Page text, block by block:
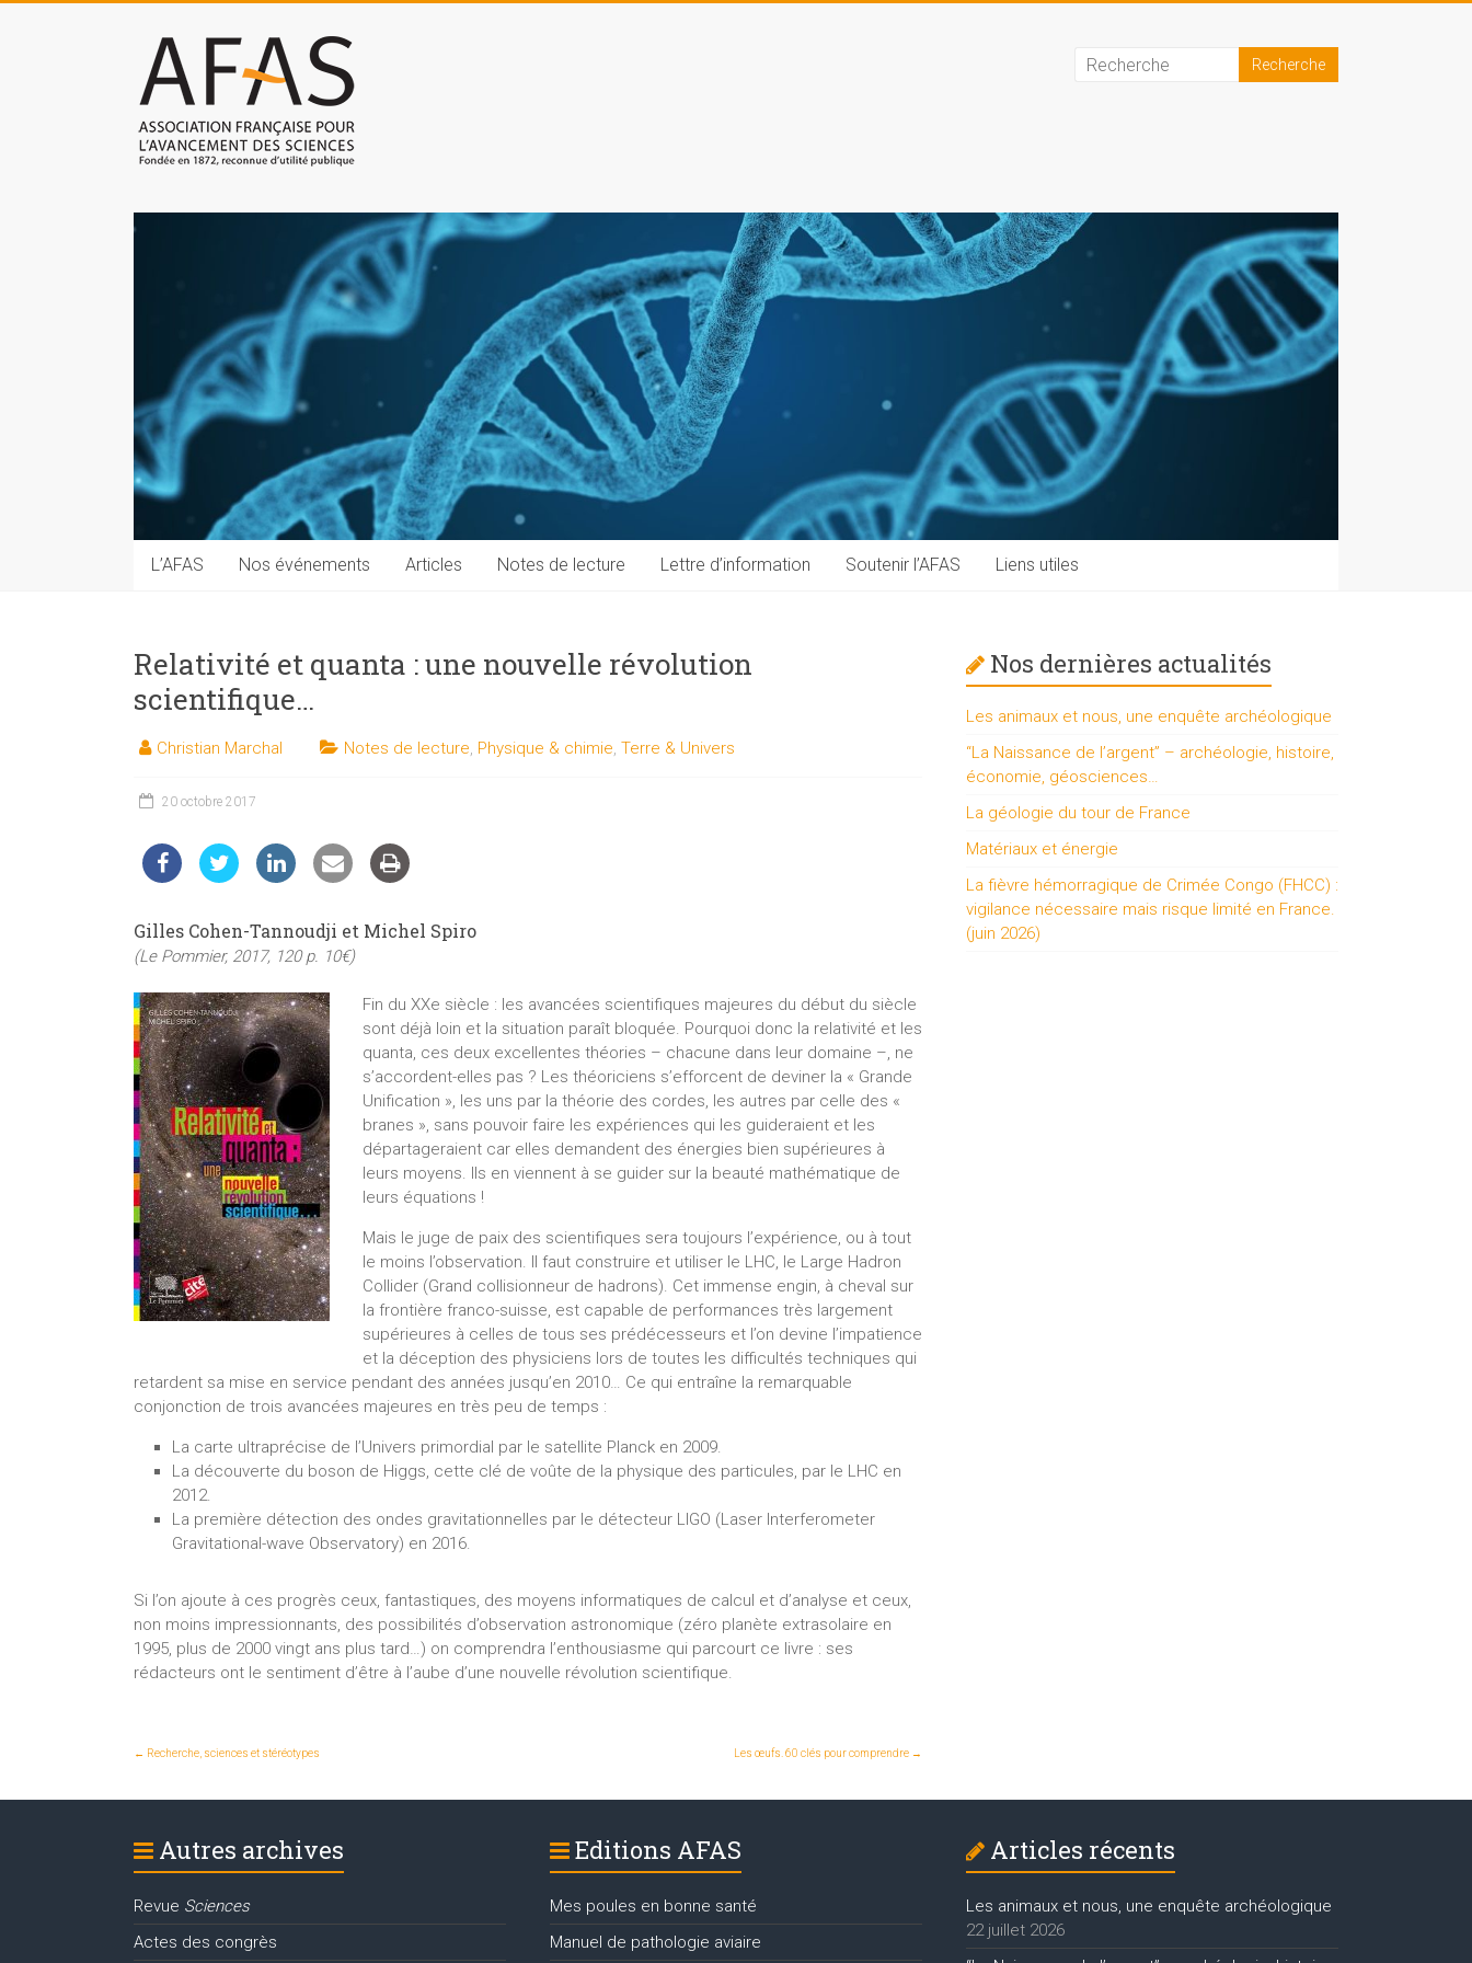
Association
française
pour
des
sciences
(AFAS)
Promouvoir
sciences
et
les
techniques
du
public
L’AFAS Nos événements Articles Notes de lecture Lettre d’information Soutenir l’AFAS Liens utiles
Relativité et quanta : une nouvelle révolution
scientifique…
Christian Marchal Notes de lecture, Physique & chimie, Terre & Univers
20 octobre 2017
Gilles Cohen-Tannoudji et Michel Spiro
(Le Pommier, 2017, 120 p. 10€)
Fin du XXe siècle : les avancées scientifiques majeures du début du siècle
sont déjà loin et la situation paraît bloquée. Pourquoi donc la relativité et les
quanta, ces deux excellentes théories – chacune dans leur domaine –, ne
s’accordent-elles pas ? Les théoriciens s’efforcent de deviner la « Grande
Unification », les uns par la théorie des cordes, les autres par celle des «
branes », sans pouvoir faire les expériences qui les guideraient et les
départageraient car elles demandent des énergies bien supérieures à
leurs moyens. Ils en viennent à se guider sur la beauté mathématique de
leurs équations !
Mais le juge de paix des scientifiques sera toujours l’expérience, ou à tout
le moins l’observation. Il faut construire et utiliser le LHC, le Large Hadron
Collider (Grand collisionneur de hadrons). Cet immense engin, à cheval sur
la frontière franco-suisse, est capable de performances très largement
supérieures à celles de tous ses prédécesseurs et l’on devine l’impatience
et la déception des physiciens lors de toutes les difficultés techniques qui
retardent sa mise en service pendant des années jusqu’en 2010… Ce qui entraîne la remarquable
conjonction de trois avancées majeures en très peu de temps :
La carte ultraprécise de l’Univers primordial par le satellite Planck en 2009.
La découverte du boson de Higgs, cette clé de voûte de la physique des particules, par le LHC en
2012.
La première détection des ondes gravitationnelles par le détecteur LIGO (Laser Interferometer
Gravitational-wave Observatory) en 2016.
Si l’on ajoute à ces progrès ceux, fantastiques, des moyens informatiques de calcul et d’analyse et ceux,
non moins impressionnants, des possibilités d’observation astronomique (zéro planète extrasolaire en
1995, plus de 2000 vingt ans plus tard…) on comprendra l’enthousiasme qui parcourt ce livre : ses
rédacteurs ont le sentiment d’être à l’aube d’une nouvelle révolution scientifique.
← Recherche, sciences et stéréotypes Les œufs. 60 clés pour comprendre →
Nos dernières actualités
Les animaux et nous, une enquête archéologique
“La Naissance de l’argent” – archéologie, histoire,
économie, géosciences…
La géologie du tour de France
Matériaux et énergie
La fièvre hémorragique de Crimée Congo (FHCC) :
vigilance nécessaire mais risque limité en France.
(juin 2026)
Autres archives
Revue Sciences
Actes des congrès
Editions AFAS
Mes poules en bonne santé
Manuel de pathologie aviaire
Articles récents
Les animaux et nous, une enquête archéologique
22 juillet 2026